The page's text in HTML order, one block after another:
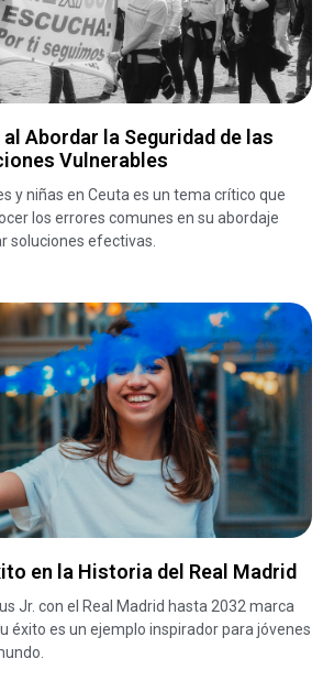
Abordar la Seguridad de las
Vulnerables
y niñas en Ceuta es un tema crítico que
los errores comunes en su abordaje
soluciones efectivas.
en la Historia del Real Madrid
Jr. con el Real Madrid hasta 2032 marca
éxito es un ejemplo inspirador para jóvenes